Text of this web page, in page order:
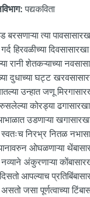
पद्यकविता
बरसणाऱ्या त्या
हिरवळीच्या
रानी शेतकऱ्याच्या
दुधाच्या घट्ट
उन्हात जणू
कोरड्या
उडणाऱ्या
निरभ्र नितळ
ओघळणाऱ्या
अंकुरणाऱ्या
आपल्याच
जसा पूर्णत्वाच्या